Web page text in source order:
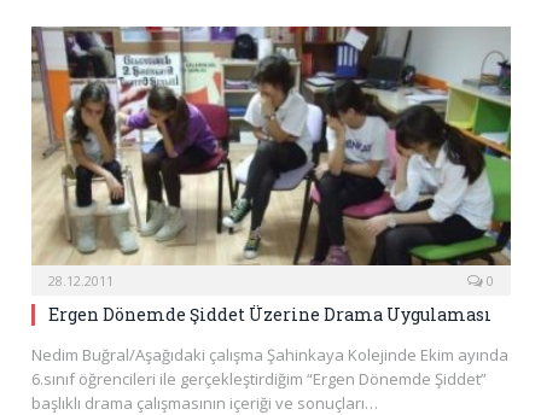
28.12.2011 0
Ergen Dönemde Şiddet Üzerine Drama Uygulaması
Nedim Buğral/Aşağıdaki çalışma Şahinkaya Kolejinde Ekim ayında
6.sınıf öğrencileri ile gerçekleştirdiğim “Ergen Dönemde Şiddet”
başlıklı drama çalışmasının içeriği ve sonuçları…